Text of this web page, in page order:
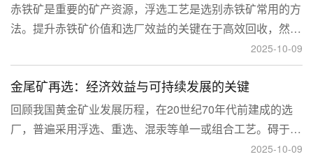
赤铁矿是重要的矿产资源，浮选工艺是选别赤铁矿常用的方
法。提升赤铁矿价值和选厂效益的关键在于高效回收，然
而，赤铁矿往往存在嵌布粒度细、易泥化、存在高硅铝杂质
等特征。利用传统的浮选工艺进行处理会面临回收率低、精
矿品位不稳定、药剂成本高等问题。
2025-10-09
金尾矿再选：经济效益与可持续发展的关键
回顾我国黄金矿业发展历程，在20世纪70年代前建成的选
厂，普遍采用浮选、重选、混汞等单一或组合工艺。碍于当
时选矿工艺水平的限制，回收率普遍较低，大量细粒金、包
2025-10-09